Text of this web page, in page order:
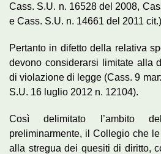
Cass. S.U. n. 16528 del 2008,
e Cass. S.U. n. 14661 del 2011
Pertanto in difetto della relativa
devono considerarsi limitate alla
di violazione di legge (Cass. 9
S.U. 16 luglio 2012 n. 12104).
Così delimitato l’ambito
preliminarmente, il Collegio che
alla stregua dei quesiti di diritto,